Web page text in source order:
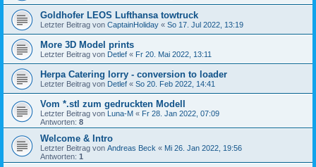
Goldhofer LEOS Lufthansa towtruck
Letzter Beitrag von CaptainHoliday « So 17. Jul 2022, 13:19
More 3D Model prints
Letzter Beitrag von Detlef « Fr 20. Mai 2022, 13:11
Herpa Catering lorry - conversion to loader
Letzter Beitrag von Detlef « So 20. Feb 2022, 14:41
Vom *.stl zum gedruckten Modell
Letzter Beitrag von Luna-M « Fr 28. Jan 2022, 07:09
Antworten: 8
Welcome & Intro
Letzter Beitrag von Andreas Beck « Mi 26. Jan 2022, 19:56
Antworten: 1